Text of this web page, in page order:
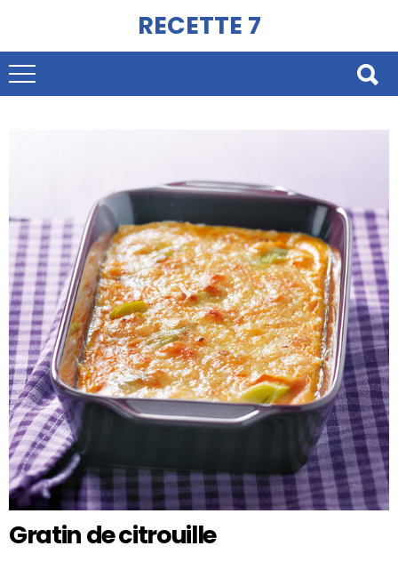
RECETTE 7
Gratin de citrouille